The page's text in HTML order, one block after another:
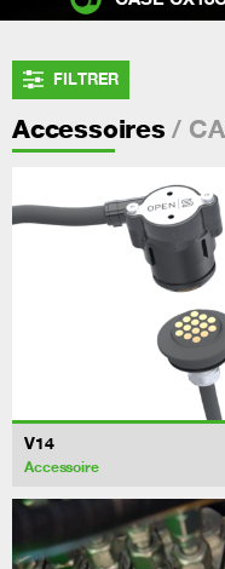
FILTRER
Accessoires /
V14
Accessoire